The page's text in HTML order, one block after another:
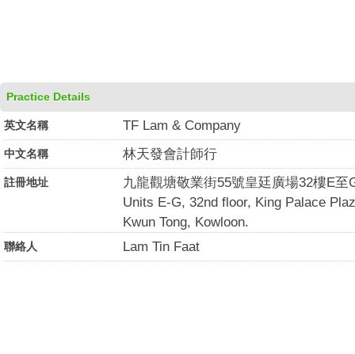
Practice Details
英文名稱 TF Lam & Company
中文名稱 林天發會計師行
註冊地址
九龍觀塘敬業街55號皇廷廣場32樓E至
Units E-G, 32nd floor, King Palace
Kwun Tong, Kowloon.
聯絡人 Lam Tin Faat